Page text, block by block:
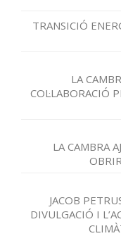
TRANSICIÓ
LA
COL·LABORACIÓ
LA CAMBRA
JACOB
DIVULGACIÓ I